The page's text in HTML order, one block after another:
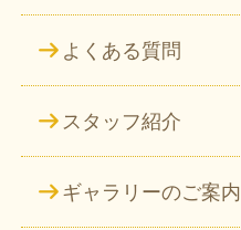
よくある質問
スタッフ紹介
ギャラリーのご案内